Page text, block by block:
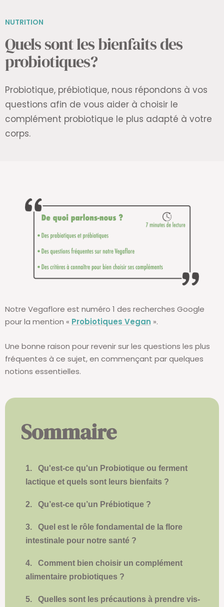
NUTRITION
Quels sont les bienfaits des
probiotiques?
Probiotique, prébiotique, nous répondons à vos
questions afin de vous aider à choisir le
complément probiotique le plus adapté à votre
corps.
Notre Vegaflore est numéro 1 des recherches Google
pour la mention « Probiotiques Vegan ».
Une bonne raison pour revenir sur les questions les plus
fréquentes à ce sujet, en commençant par quelques
notions essentielles.
Sommaire
1.
Qu'est-ce qu'un Probiotique ou ferment
lactique et quels sont leurs bienfaits ?
2. Qu’est-ce qu’un Prébiotique ?
3.
Quel est le rôle fondamental de la flore
intestinale pour notre santé ?
4.
Comment bien choisir un complément
alimentaire probiotiques ?
5.
Quelles sont les précautions à prendre vis-